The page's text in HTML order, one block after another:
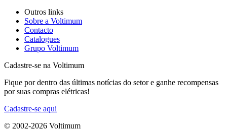
Outros links
Sobre a Voltimum
Contacto
Catalogues
Grupo Voltimum
Cadastre-se na Voltimum
Fique por dentro das últimas notícias do setor e ganhe recompensas
por suas compras elétricas!
Cadastre-se aqui
© 2002-2026 Voltimum